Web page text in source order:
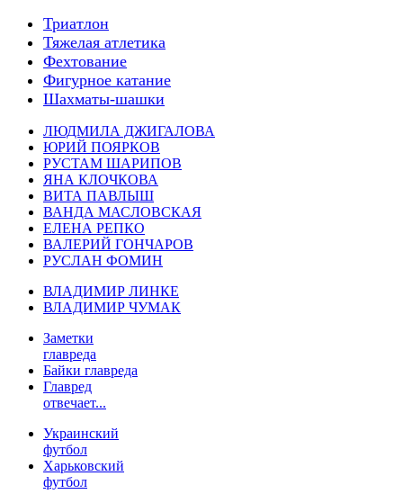
Триатлон
Тяжелая атлетика
Фехтование
Фигурное катание
Шахматы-шашки
ЛЮДМИЛА ДЖИГАЛОВА
ЮРИЙ ПОЯРКОВ
РУСТАМ ШАРИПОВ
ЯНА КЛОЧКОВА
ВИТА ПАВЛЫШ
ВАНДА МАСЛОВСКАЯ
ЕЛЕНА РЕПКО
ВАЛЕРИЙ ГОНЧАРОВ
РУСЛАН ФОМИН
ВЛАДИМИР ЛИНКЕ
ВЛАДИМИР ЧУМАК
Заметки
главреда
Байки главреда
Главред
отвечает...
Украинский
футбол
Харьковский
футбол